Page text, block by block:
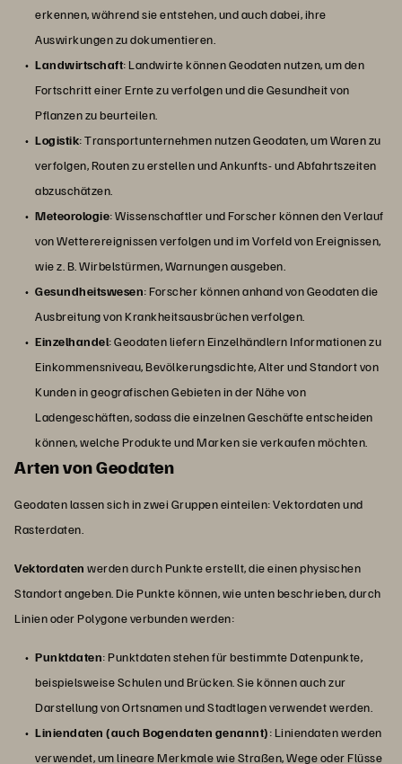
erkennen, während sie entstehen, und auch dabei, ihre
Auswirkungen zu dokumentieren.
Landwirtschaft: Landwirte können Geodaten nutzen, um den
Fortschritt einer Ernte zu verfolgen und die Gesundheit von
Pflanzen zu beurteilen.
Logistik: Transportunternehmen nutzen Geodaten, um Waren zu
verfolgen, Routen zu erstellen und Ankunfts- und Abfahrtszeiten
abzuschätzen.
Meteorologie: Wissenschaftler und Forscher können den Verlauf
von Wetterereignissen verfolgen und im Vorfeld von Ereignissen,
wie z. B. Wirbelstürmen, Warnungen ausgeben.
Gesundheitswesen: Forscher können anhand von Geodaten die
Ausbreitung von Krankheitsausbrüchen verfolgen.
Einzelhandel: Geodaten liefern Einzelhändlern Informationen zu
Einkommensniveau, Bevölkerungsdichte, Alter und Standort von
Kunden in geografischen Gebieten in der Nähe von
Ladengeschäften, sodass die einzelnen Geschäfte entscheiden
können, welche Produkte und Marken sie verkaufen möchten.
Arten von Geodaten
Geodaten lassen sich in zwei Gruppen einteilen: Vektordaten und
Rasterdaten.
Vektordaten werden durch Punkte erstellt, die einen physischen
Standort angeben. Die Punkte können, wie unten beschrieben, durch
Linien oder Polygone verbunden werden:
Punktdaten: Punktdaten stehen für bestimmte Datenpunkte,
beispielsweise Schulen und Brücken. Sie können auch zur
Darstellung von Ortsnamen und Stadtlagen verwendet werden.
Liniendaten (auch Bogendaten genannt): Liniendaten werden
verwendet, um lineare Merkmale wie Straßen, Wege oder Flüsse